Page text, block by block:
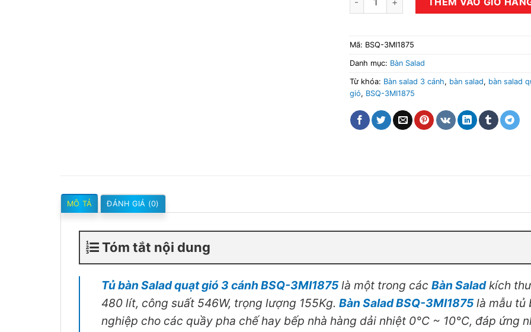
Mã: BSQ-3MI1875
Danh mục: Bàn Salad
Từ khóa: Bàn salad 3 cánh, bàn salad, bàn salad
gió, BSQ-3MI1875
MÔ TẢ ĐÁNH GIÁ (0)
Tóm tắt nội dung
Tủ bàn Salad quạt gió 3 cánh BSQ-3MI1875 là một trong các Bàn Saladkích
480 lít, công suất 546W, trọng lượng 155Kg. Bàn Salad BSQ-3MI1875 là mẫu tủ
nghiệp cho các quầy pha chế hay bếp nhà hàng dải nhiệt 0°C ~ 10°C, đáp ứng